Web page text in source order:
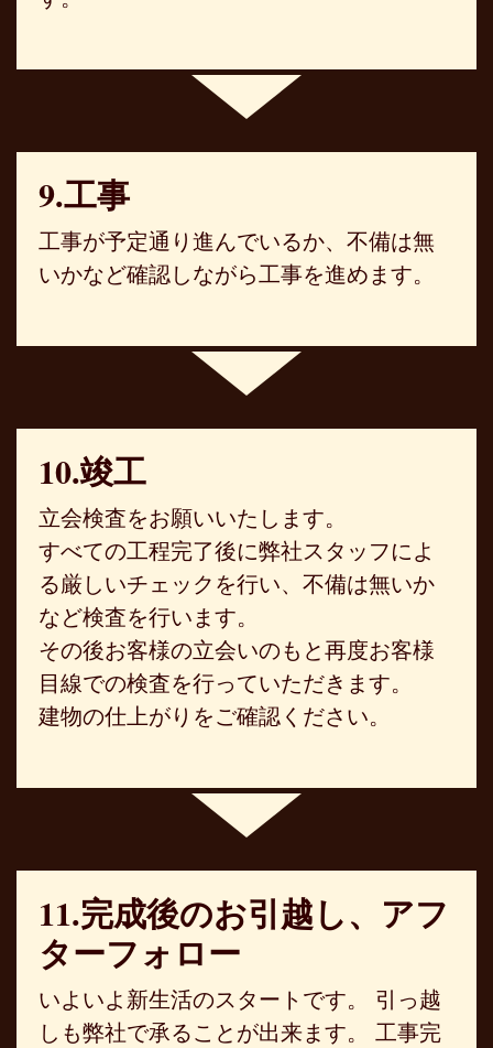
9.工事
工事が予定通り進んでいるか、不備は無
いかなど確認しながら工事を進めます。
10.竣工
立会検査をお願いいたします。
すべての工程完了後に弊社スタッフによ
る厳しいチェックを行い、不備は無いか
など検査を行います。
その後お客様の立会いのもと再度お客様
目線での検査を行っていただきます。
建物の仕上がりをご確認ください。
11.完成後のお引越し、アフ
ターフォロー
いよいよ新生活のスタートです。 引っ越
しも弊社で承ることが出来ます。 工事完